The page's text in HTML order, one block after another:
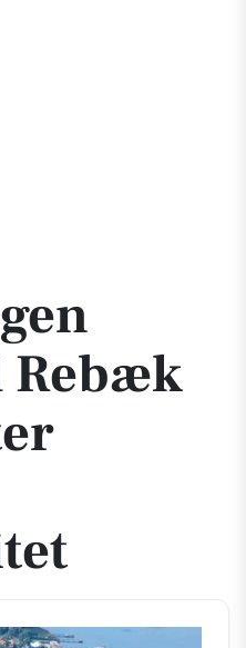
efter forbedret vandkvalitet
Rebæk